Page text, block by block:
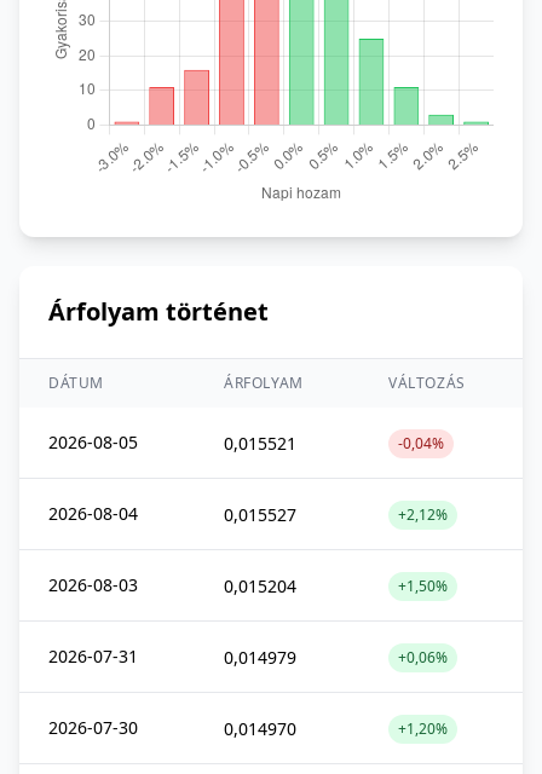
Árfolyam történet
DÁTUM ÁRFOLYAM VÁLTOZÁS
2026-08-05 0,015521 -0,04%
2026-08-04 0,015527 +2,12%
2026-08-03 0,015204 +1,50%
2026-07-31 0,014979 +0,06%
2026-07-30 0,014970 +1,20%